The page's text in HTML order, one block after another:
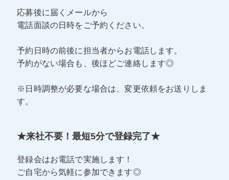
応募後に届くメールから
電話面談の日時をご予約ください。
予約日時の前後に担当者からお電話します。
予約がない場合も、後ほどご連絡します◎
※日時調整が必要な場合は、変更依頼をお送りしま
す。
★来社不要！最短5分で登録完了★
登録会はお電話で実施します！
ご自宅から気軽に参加できます◎